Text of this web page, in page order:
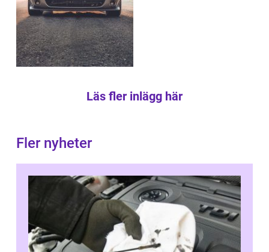
Läs fler inlägg här
Fler nyheter